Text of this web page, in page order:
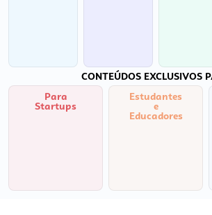
CONTEÚDOS EXCLUSIVOS
Para
Startups
Estudantes
e
Educadores